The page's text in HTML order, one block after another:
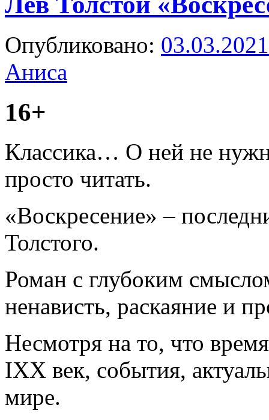
Опубликовано: 03.03.2021
Аниса
16+
Классика… О ней не
просто читать.
«Воскресение» –
Толстого.
Роман с глубоким
ненависть, раскаяние и
Несмотря на то, что
IXX век, события,
мире.